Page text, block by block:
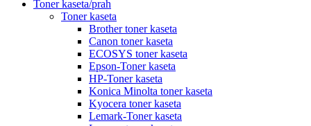
Toner kaseta/prah
Toner kaseta
Brother toner kaseta
Canon toner kaseta
ECOSYS toner kaseta
Epson-Toner kaseta
HP-Toner kaseta
Konica Minolta toner kaseta
Kyocera toner kaseta
Lemark-Toner kaseta